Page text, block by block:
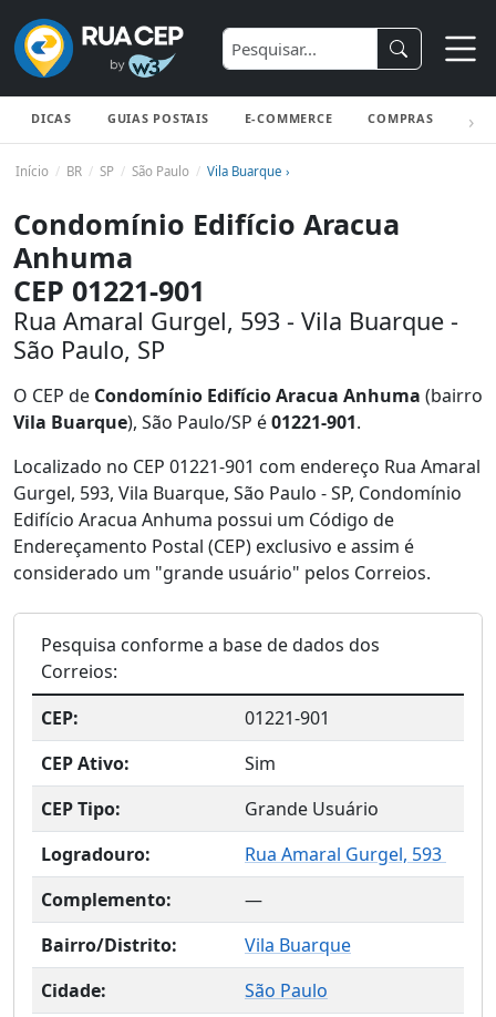
DICAS GUIAS POSTAIS E-COMMERCE COMPRAS
Início BR SP São Paulo Vila Buarque ›
Condomínio Edifício Aracua
Anhuma
CEP 01221-901
Rua Amaral Gurgel, 593 - Vila Buarque -
São Paulo, SP
O CEP de Condomínio Edifício Aracua Anhuma (bairro
Vila Buarque), São Paulo/SP é01221-901.
Localizado no CEP 01221-901 com endereço Rua Amaral
Gurgel, 593, Vila Buarque, São Paulo - SP, Condomínio
Edifício Aracua Anhuma possui um Código de
Endereçamento Postal (CEP) exclusivo e assim é
considerado um "grande usuário" pelos Correios.
Pesquisa conforme a base de dados dos
Correios:
CEP:
01221-901
CEP Ativo:
Sim
CEP Tipo:
Grande Usuário
Logradouro:
Rua Amaral Gurgel, 593
Complemento:
—
Bairro/Distrito:
Vila Buarque
Cidade:
São Paulo